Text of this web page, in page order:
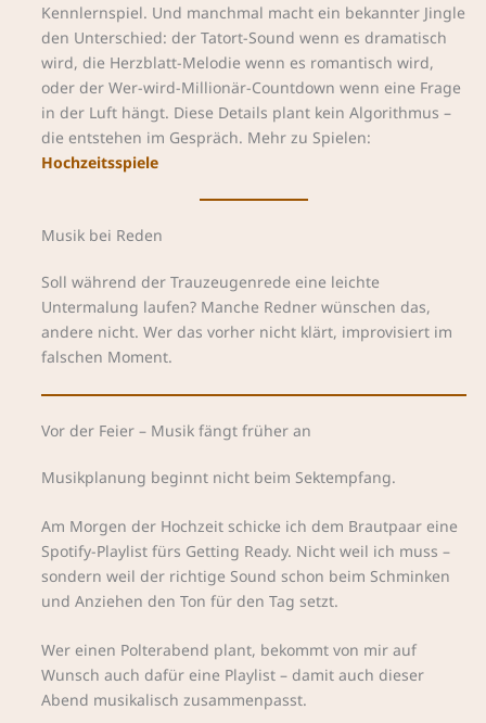
Kennlernspiel. Und manchmal macht ein bekannter Jingle
den Unterschied: der Tatort-Sound wenn es dramatisch
wird, die Herzblatt-Melodie wenn es romantisch wird,
oder der Wer-wird-Millionär-Countdown wenn eine Frage
in der Luft hängt. Diese Details plant kein Algorithmus –
die entstehen im Gespräch. Mehr zu Spielen:
Hochzeitsspiele
Musik bei Reden
Soll während der Trauzeugenrede eine leichte
Untermalung laufen? Manche Redner wünschen das,
andere nicht. Wer das vorher nicht klärt, improvisiert im
falschen Moment.
Vor der Feier – Musik fängt früher an
Musikplanung beginnt nicht beim Sektempfang.
Am Morgen der Hochzeit schicke ich dem Brautpaar eine
Spotify-Playlist fürs Getting Ready. Nicht weil ich muss –
sondern weil der richtige Sound schon beim Schminken
und Anziehen den Ton für den Tag setzt.
Wer einen Polterabend plant, bekommt von mir auf
Wunsch auch dafür eine Playlist – damit auch dieser
Abend musikalisch zusammenpasst.